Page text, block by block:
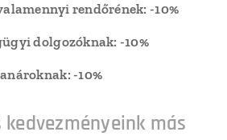
rendőrének: -10%
dolgozóknak: -10%
-10%
más